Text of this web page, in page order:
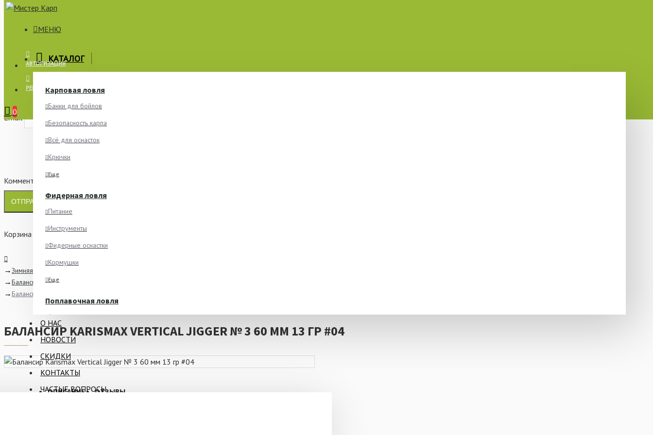
СООБЩИТЬ О НАЛИЧИИ
Имя
Email
Комментарий
ОТПРАВИТЬ
Корзина
МЕНЮ
КАТАЛОГ
Карповая ловля
Банки для бойлов
Безопасность карпа
Всё для оснасток
Крючки
Еще
Фидерная ловля
Питание
Инструменты
Фидерные оснастки
Кормушки
Еще
Поплавочная ловля
Ароматизаторы
Питание
Крючки
Еще
О НАС
НОВОСТИ
СКИДКИ
КОНТАКТЫ
ЧАСТЫЕ ВОПРОСЫ
АВТОРИЗАЦИЯ
РЕГИСТРАЦИЯ
0
Зимняя рыбалка
Балансиры, Раттлины, Вибы
Балансир Karismax Vertical Jigger № 3 60 мм 13 гр #04
БАЛАНСИР KARISMAX VERTICAL JIGGER № 3 60 ММ 13 ГР #04
ОПИСАНИЕ ОТЗЫВЫ